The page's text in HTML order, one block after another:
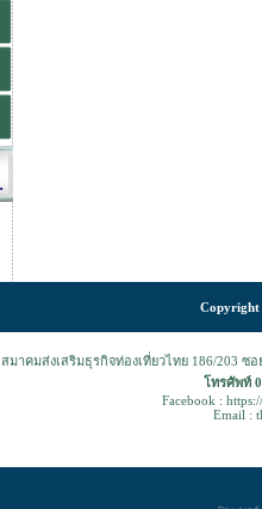
Copyright
สมาคมส่งเสริมธุรกิจท่องเที่ยวไทย 186/203 ซ
โทรศัพท์
Facebook :
Email :